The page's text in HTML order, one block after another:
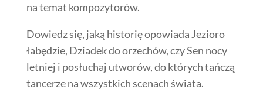
na temat kompozytorów.
Dowiedz się, jaką historię opowiada Jezioro
łabędzie, Dziadek do orzechów, czy Sen nocy
letniej i posłuchaj utworów, do których tańczą
tancerze na wszystkich scenach świata.